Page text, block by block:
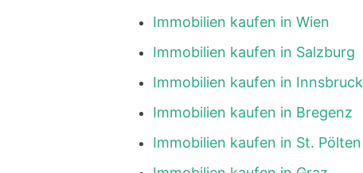
Immobilien kaufen in Wien
Immobilien kaufen in Salzburg
Immobilien kaufen in Innsbruck
Immobilien kaufen in Bregenz
Immobilien kaufen in St. Pölten